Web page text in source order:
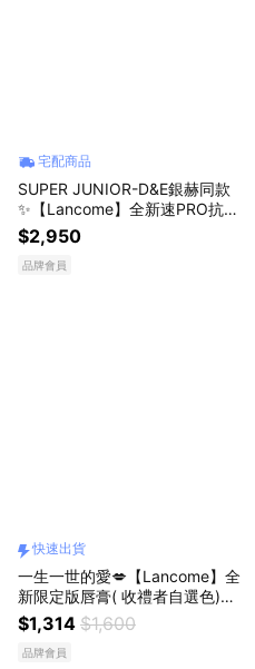
宅配商品
SUPER JUNIOR-D&E銀赫同款
✨【Lancome】全新速PRO抗皺
筆保養禮盒💝｜生日禮物 保養推
薦 送女生 獨家
$2,950
品牌會員
快速出貨
一生一世的愛💋【Lancome】全
新限定版唇膏( 收禮者自選色)💘
加贈彩妝2件禮｜快速出貨 送女
生 情人節禮物
$1,314 $1,600
品牌會員